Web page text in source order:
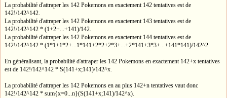
La probabilité d'attraper les 142 Pokemons en exactement 142 tentatives est de
142!/142^142.
La probabilité d'attraper les 142 Pokemons en exactement 143 tentatives est de
142!/142^142 * (1+2+...+141)/142.
La probabilité d'attraper les 142 Pokemons en exactement 144 tentatives est de
142!/142^142 * (1*1+1*2+...1*141+2*2+2*3+...+2*141+3*3+...+141*141)/142^2.
En généralisant, la probabilité d'attraper les 142 Pokemons en exactement 142+x tentatives
est de 142!/142^142 * S(141+x;141)/142^x.
La probabilité d'attraper les 142 Pokemons en au plus 142+n tentatives vaut donc
142!/142^142 * sum{x=0...n}(S(141+x;141)/142^x).